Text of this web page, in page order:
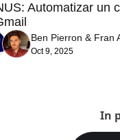
Automatizar un
Ben Pierron & Fran
Oct 9, 2025
In